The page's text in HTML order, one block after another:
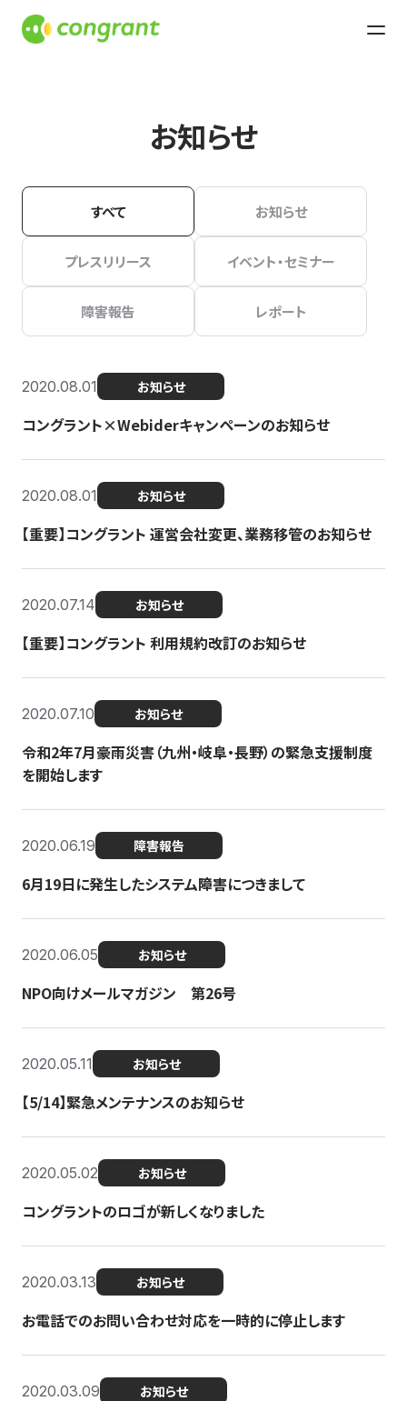
お知らせ
すべて お知らせ
プレスリリース イベント・セミナー
障害報告 レポート
2020.08.01 お知らせ
コングラント×Webiderキャンペーンのお知らせ
2020.08.01 お知らせ
【重要】コングラント 運営会社変更、業務移管のお知らせ
2020.07.14 お知らせ
【重要】コングラント 利用規約改訂のお知らせ
2020.07.10 お知らせ
令和2年7月豪雨災害（九州・岐阜・長野）の緊急支援制度
を開始します
2020.06.19 障害報告
6月19日に発生したシステム障害につきまして
2020.06.05 お知らせ
NPO向けメールマガジン 第26号
2020.05.11 お知らせ
【5/14】緊急メンテナンスのお知らせ
2020.05.02 お知らせ
コングラントのロゴが新しくなりました
2020.03.13 お知らせ
お電話でのお問い合わせ対応を一時的に停止します
2020.03.09 お知らせ